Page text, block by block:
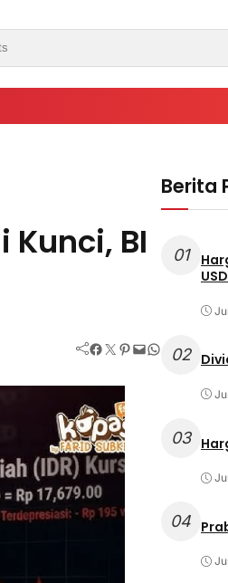
BI
Facebook Twitter Pinterest Mail WhatsApp
Berita
01
02
03
04